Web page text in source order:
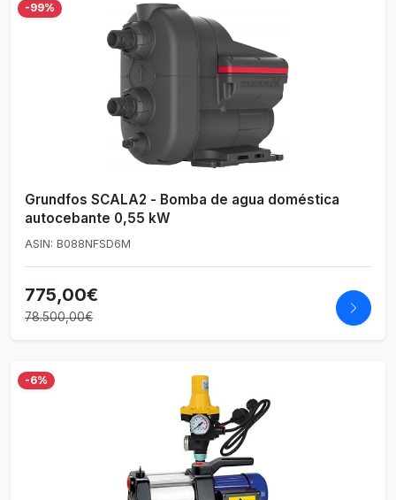
-99%
Grundfos SCALA2 - Bomba de agua doméstica
autocebante 0,55 kW
ASIN: B088NFSD6M
775,00€
78.500,00€
-6%